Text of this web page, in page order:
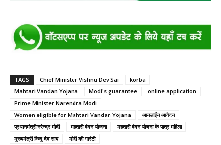
TAGS Chief Minister Vishnu Dev Sai
korba
Mahtari Vandan Yojana
Modi's guarantee
online application
Prime Minister Narendra Modi
Women eligible for Mahtari Vandan Yojana
आनलाईन आवेदन
प्रधानमंत्री नरेन्द्र मोदी
महतारी वंदन योजना
महतारी वंदन योजना के पात्र महिला
मुख्यमंत्री विष्णु देव साय
मोदी की गारंटी